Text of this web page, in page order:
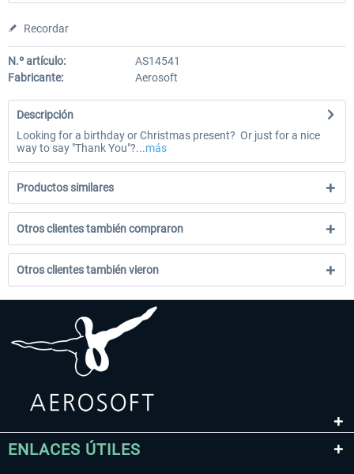
Recordar
N.º artículo:
AS14541
Fabricante:
Aerosoft
Descripción
Looking for a birthday or Christmas present? Or just for a nice
way to say "Thank You"?...más
Productos similares
Otros clientes también compraron
Otros clientes también vieron
ENLACES ÚTILES